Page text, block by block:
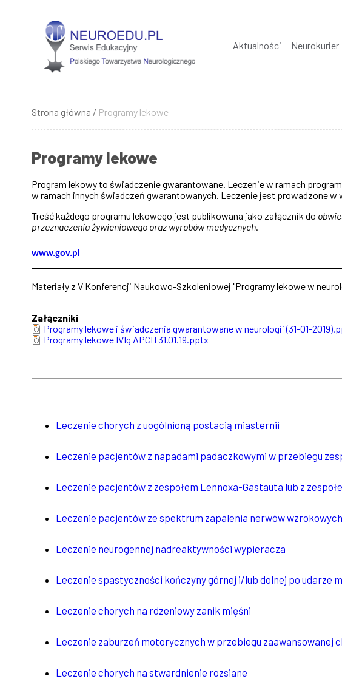
Aktualności Neurokurier
Ścieżka
nawigacyjna
Strona główna Programy lekowe
Programy lekowe
Program lekowy to świadczenie gwarantowane. Leczenie w ramach
w ramach innych świadczeń gwarantowanych. Leczenie jest prowadzone
Treść każdego programu lekowego jest publikowana jako załącznik do
przeznaczenia żywieniowego oraz wyrobów medycznych.
www.gov.pl
Materiały z V Konferencji Naukowo-Szkoleniowej "Programy lekowe w
Załączniki
Document
Programy lekowe i świadczenia gwarantowane w neurologii (31-01-
Document
Programy lekowe IVIg APCH 31.01.19.pptx
Leczenie chorych z uogólnioną postacią miasternii
Leczenie pacjentów z napadami padaczkowymi w przebiegu
Leczenie pacjentów z zespołem Lennoxa-Gastauta lub z
Leczenie pacjentów ze spektrum zapalenia nerwów
Leczenie neurogennej nadreaktywności wypieracza
Leczenie spastyczności kończyny górnej i/lub dolnej po udarze
Leczenie chorych na rdzeniowy zanik mięśni
Leczenie zaburzeń motorycznych w przebiegu zaawansowanej
Leczenie chorych na stwardnienie rozsiane